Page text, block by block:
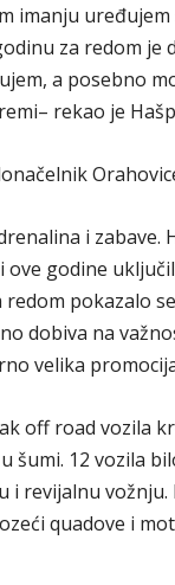
imanju
za redom je
a posebno
rekao je
i zabave.
godine
pokazalo
dobiva na
velika
off road vozila
šumi. 12 vozila
i revijalnu
quadove i